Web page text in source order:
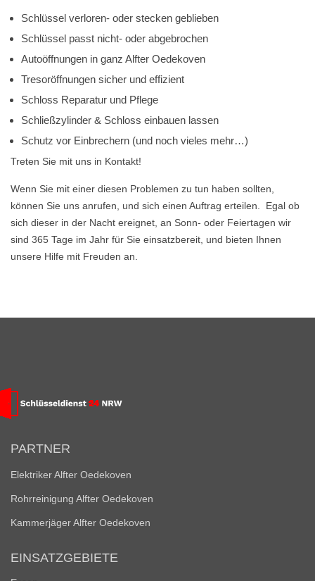
Schlüssel verloren- oder stecken geblieben
Schlüssel passt nicht- oder abgebrochen
Autoöffnungen in ganz Alfter Oedekoven
Tresoröffnungen sicher und effizient
Schloss Reparatur und Pflege
Schließzylinder & Schloss einbauen lassen
Schutz vor Einbrechern (und noch vieles mehr…)
Treten Sie mit uns in Kontakt!
Wenn Sie mit einer diesen Problemen zu tun haben sollten,
können Sie uns anrufen, und sich einen Auftrag erteilen. Egal ob
sich dieser in der Nacht ereignet, an Sonn- oder Feiertagen wir
sind 365 Tage im Jahr für Sie einsatzbereit, und bieten Ihnen
unsere Hilfe mit Freuden an.
PARTNER
Elektriker Alfter Oedekoven
Rohrreinigung Alfter Oedekoven
Kammerjäger Alfter Oedekoven
EINSATZGEBIETE